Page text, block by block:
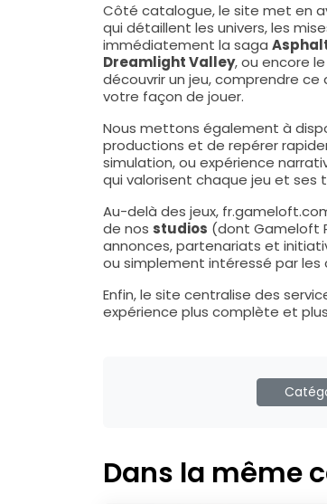
Côté catalogue, le site met en
qui détaillent les univers, les
immédiatement la saga
Dreamlight Valley, ou encore
découvrir un jeu, comprendre
votre façon de jouer.
Nous mettons également à
productions et de repérer
simulation, ou expérience
qui valorisent chaque jeu et ses
Au-delà des jeux,
de nos studios (dont Gameloft
annonces, partenariats et
ou simplement intéressé par les
Enfin, le site centralise des
expérience plus complète et
Dans la même